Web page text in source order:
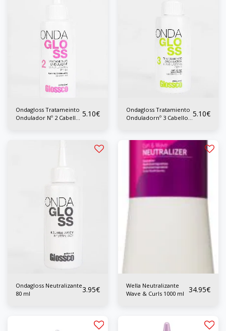
Ondagloss Tratameinto
Ondulador Nº 2 Cabellos 5.10€
Ondagloss Tratamiento
Onduladornº 3 Cabellos
5.10€
Ondagloss Neutralizante
80 ml
3.95€
Wella Neutralizante
Wave & Curls 1000 ml
34.95€